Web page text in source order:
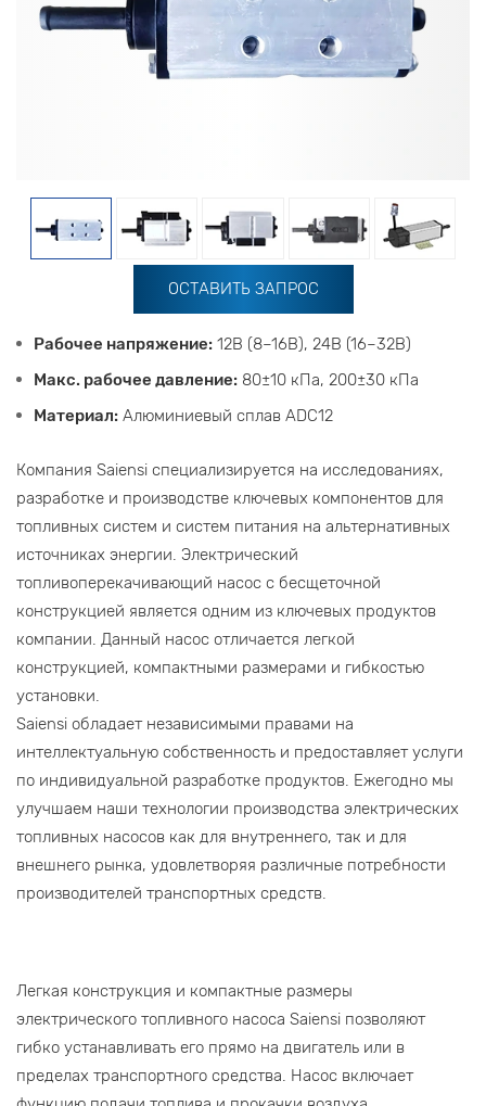
ОСТАВИТЬ ЗАПРОС
Рабочее напряжение: 12В (8–16В), 24В (16–32В)
Макс. рабочее давление: 80±10 кПа, 200±30 кПа
Материал: Алюминиевый сплав ADC12
Компания Saiensi специализируется на исследованиях,
разработке и производстве ключевых компонентов для
топливных систем и систем питания на альтернативных
источниках энергии. Электрический
топливоперекачивающий насос с бесщеточной
конструкцией является одним из ключевых продуктов
компании. Данный насос отличается легкой
конструкцией, компактными размерами и гибкостью
установки.
Saiensi обладает независимыми правами на
интеллектуальную собственность и предоставляет услуги
по индивидуальной разработке продуктов. Ежегодно мы
улучшаем наши технологии производства электрических
топливных насосов как для внутреннего, так и для
внешнего рынка, удовлетворяя различные потребности
производителей транспортных средств.
Легкая конструкция и компактные размеры
электрического топливного насоса Saiensi позволяют
гибко устанавливать его прямо на двигатель или в
пределах транспортного средства. Насос включает